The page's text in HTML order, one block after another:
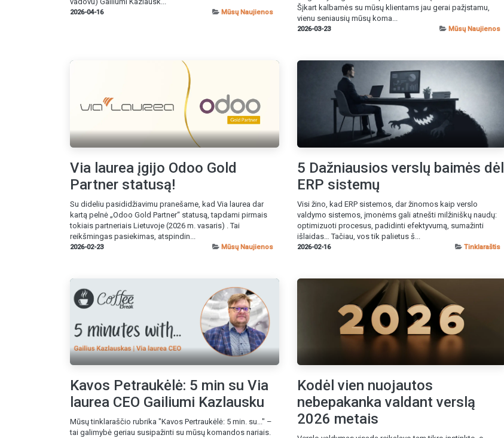
2026-04-16 Mūsų Naujienos
Šįkart kalbamės su mūsų klientams jau gerai pažįstamu,
vienu seniausių mūsų koma...
2026-03-23 Mūsų Naujienos
Via laurea įgijo Odoo Gold
Partner statusą!
Su dideliu pasididžiavimu pranešame, kad Via laurea dar
kartą pelnė „Odoo Gold Partner“ statusą, tapdami pirmais
tokiais partneriais Lietuvoje (2026 m. vasaris) . Tai
reikšmingas pasiekimas, atspindin...
2026-02-23 Mūsų Naujienos
5 Dažniausios verslų baimės dėl
ERP sistemų
Visi žino, kad ERP sistemos, dar žinomos kaip verslo
valdymo sistemos, įmonėms gali atnešti milžiniškų naudų:
optimizuoti procesus, padidinti efektyvumą, sumažinti
išlaidas… Tačiau, vos tik palietus š...
2026-02-16 Tinklaraštis
Kavos Petraukėlė: 5 min su Via
laurea CEO Gailiumi Kazlausku
Mūsų tinklaraščio rubrika "Kavos Pertraukėlė: 5 min. su..." –
tai galimybė geriau susipažinti su mūsų komandos nariais.
Kodėl vien nuojautos
nebepakanka valdant verslą
2026 metais